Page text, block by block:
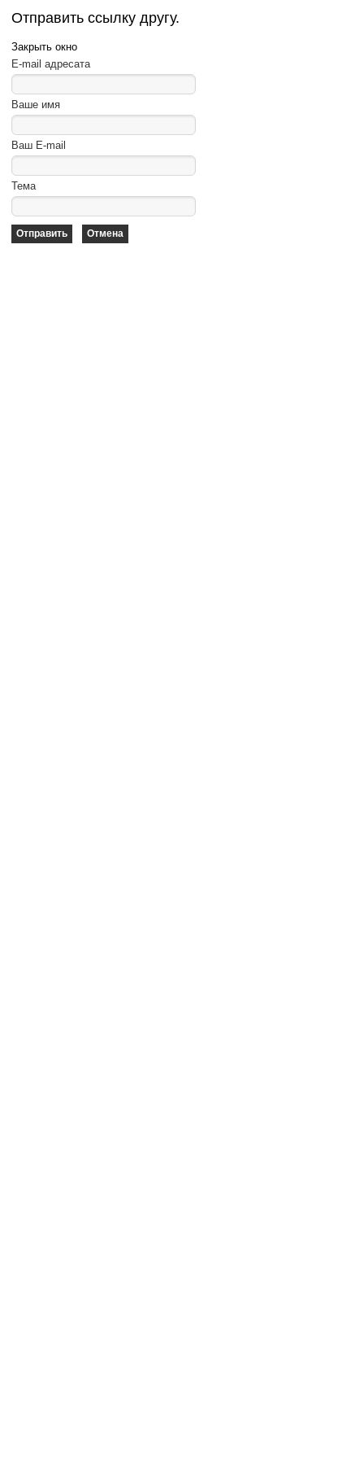
Отправить ссылку другу.
Закрыть окно
E-mail адресата
Ваше имя
Ваш E-mail
Тема
Отправить Отмена